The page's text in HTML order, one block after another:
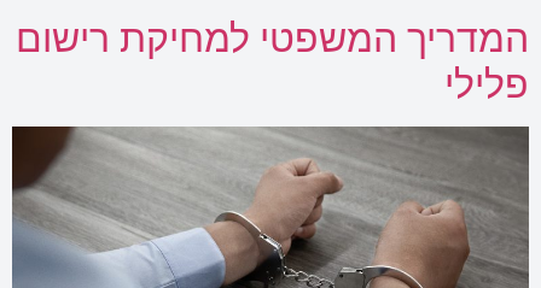
המדריך המשפטי למחיקת רישום
פלילי